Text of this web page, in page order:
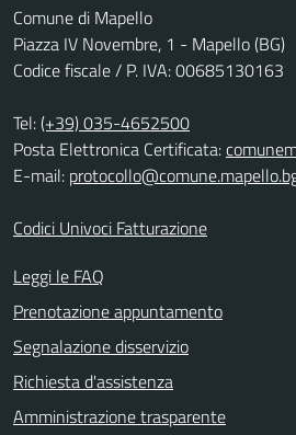
Comune di Mapello
Piazza IV Novembre, 1 - Mapello (BG)
Codice fiscale / P. IVA: 00685130163
Tel:(+39) 035-4652500
Posta Elettronica Certificata:
E-mail:
Codici Univoci Fatturazione
Leggi le FAQ
Prenotazione appuntamento
Segnalazione disservizio
Richiesta d'assistenza
Amministrazione trasparente